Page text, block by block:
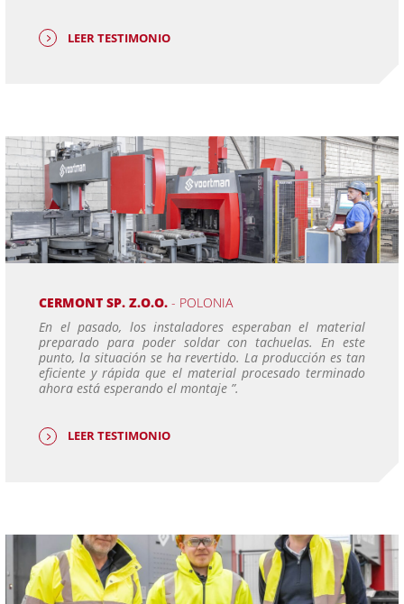
LEER TESTIMONIO
CERMONT SP. Z.O.O.- POLONIA
En el pasado, los instaladores esperaban el material
preparado para poder soldar con tachuelas. En este
punto, la situación se ha revertido. La producción es tan
eficiente y rápida que el material procesado terminado
ahora está esperando el montaje ”.
LEER TESTIMONIO